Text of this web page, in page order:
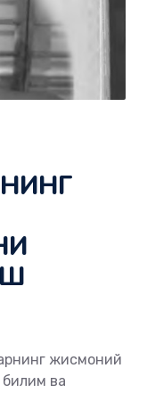
жисмоний
ва